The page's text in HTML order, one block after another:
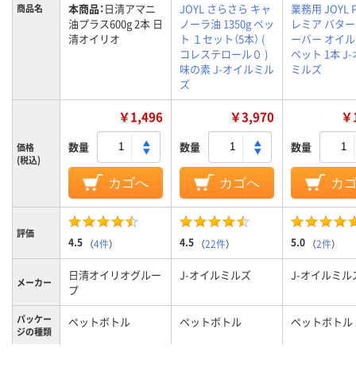
商品名 本商品：日清アマニ
油プラス600g 2本 日
清オイリオ
JOYL さらさら キャ
ノーラ油 1350g ペッ
ト １セット（5本） (
コレステロール０ )
味の素 J-オイルミル
ズ
業務用 JOYL
レミア バタ
ーバー オイ
ペット 1本 J-
ミルズ
価格
(税込)
￥1,496
数量
カゴへ
￥3,970
数量
カゴへ
数量
カ
評価
4.5 （4件） 4.5 （22件） 5.0 （2件）
メーカー
日清オイリオグルー
プ
J-オイルミルズ J-オイルミル
パッケー
ジの種類
ペットボトル ペットボトル ペットボトル